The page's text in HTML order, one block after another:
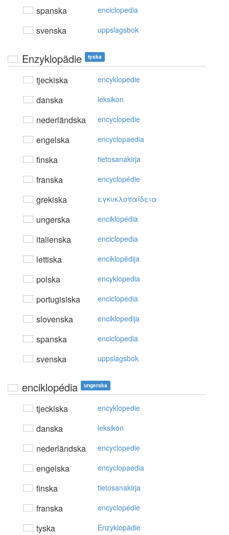
spanska enciclopedia
svenska uppslagsbok
Enzyklopädie tyska
tjeckiska encyklopedie
danska leksikon
nederländska encyclopedie
engelska encyclopaedia
finska tietosanakirja
franska encyclopédie
grekiska εγκυκλoπαίδεια
ungerska enciklopédia
italienska enciclopedia
lettiska enciklopēdija
polska encyklopedia
portugisiska enciclopédia
slovenska enciklopedija
spanska enciclopedia
svenska uppslagsbok
enciklopédia ungerska
tjeckiska encyklopedie
danska leksikon
nederländska encyclopedie
engelska encyclopaedia
finska tietosanakirja
franska encyclopédie
tyska Enzyklopädie